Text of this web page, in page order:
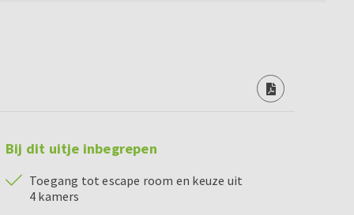
Bij dit uitje inbegrepen
Toegang tot escape room en keuze uit
4 kamers